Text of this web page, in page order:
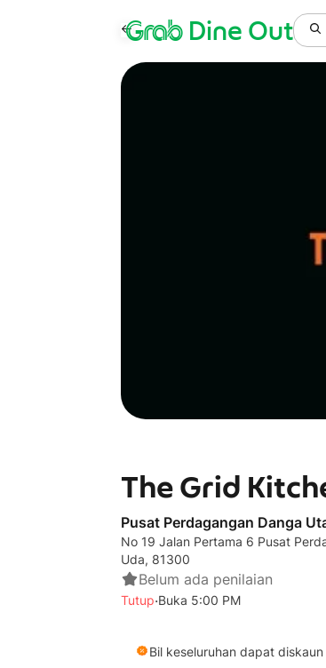
GrabDine Out
The Grid
Pusat Perdagangan Danga
No 19 Jalan Pertama 6 Pusat
Uda, 81300
Belum ada penilaian
Tutup·Buka 5:00 PM
Bil keseluruhan dapat diskaun